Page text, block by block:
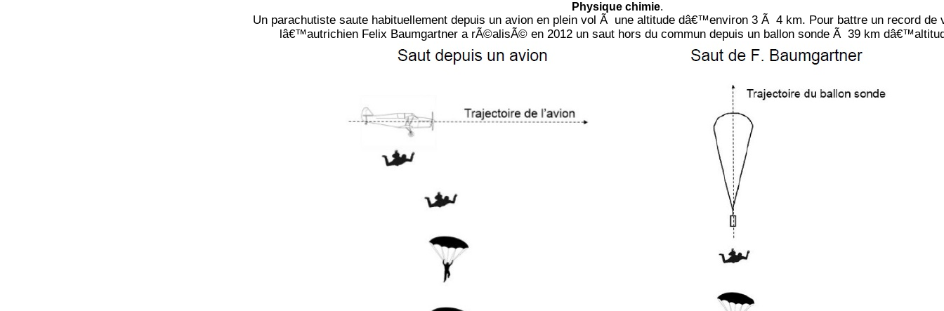
Physique chimie.
Un parachutiste saute habituellement depuis un avion en plein vol Ã une altitude dâ€™environ 3 Ã 4 km. Pour battre un record de
lâ€™autrichien Felix Baumgartner a rÃ©alisÃ© en 2012 un saut hors du commun depuis un ballon sonde Ã 39 km